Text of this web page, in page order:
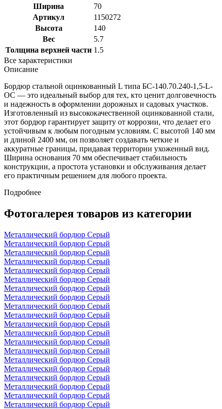
Ширина
70
Артикул
1150272
Высота
140
Вес
5.7
Толщина верхней части 1.5
Все характеристики
Описание
Бордюр стальной оцинкованный L типа БС-140.70.240-1,5-L-
ОС — это идеальный выбор для тех, кто ценит долговечность
и надежность в оформлении дорожных и садовых участков.
Изготовленный из высококачественной оцинкованной стали,
этот бордюр гарантирует защиту от коррозии, что делает его
устойчивым к любым погодным условиям. С высотой 140 мм
и длиной 2400 мм, он позволяет создавать четкие и
аккуратные границы, придавая территории ухоженный вид.
Ширина основания 70 мм обеспечивает стабильность
конструкции, а простота установки и обслуживания делает
его практичным решением для любого проекта.
Подробнее
Фотогалерея товаров из категории
Металлический бордюр Серый
Металлический бордюр Серый
Металлический бордюр Серый
Металлический бордюр Серый
Металлический бордюр Серый
Металлический бордюр Серый
Металлический бордюр Серый
Металлический бордюр Серый
Металлический бордюр Серый
Металлический бордюр Серый
Металлический бордюр Серый
Металлический бордюр Серый
Металлический бордюр Серый
Металлический бордюр Серый
Металлический бордюр Серый
Металлический бордюр Серый
Металлический бордюр Серый
Металлический бордюр Серый
Металлический бордюр Серый
Металлический бордюр Серый